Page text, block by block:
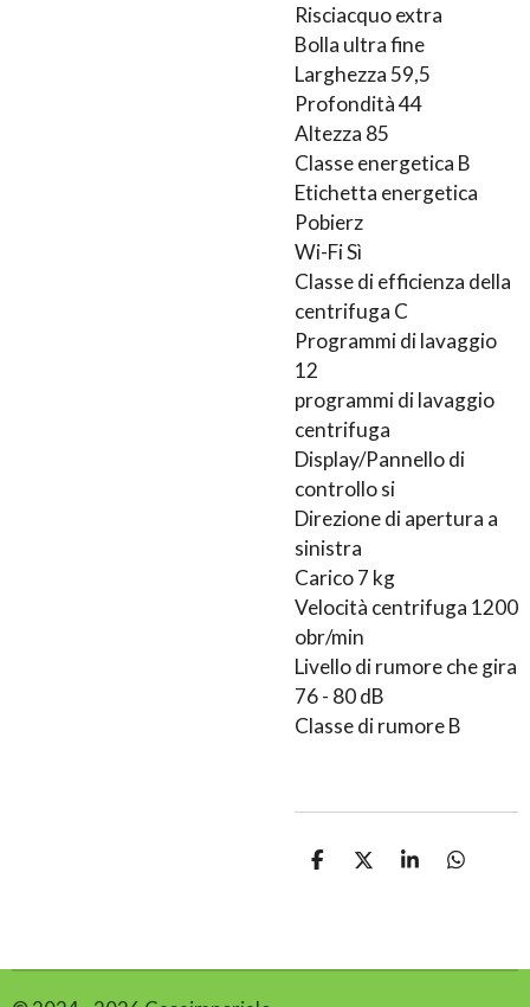
Risciacquo extra
Bolla ultra fine
Larghezza 59,5
Profondità 44
Altezza 85
Classe energetica B
Etichetta energetica
Pobierz
Wi-Fi Sì
Classe di efficienza della
centrifuga C
Programmi di lavaggio
12
programmi di lavaggio
centrifuga
Display/Pannello di
controllo si
Direzione di apertura a
sinistra
Carico 7 kg
Velocità centrifuga 1200
obr/min
Livello di rumore che gira
76 - 80 dB
Classe di rumore B
C
v
C
v
C
v
C
v